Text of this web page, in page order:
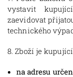
vystavit
zaevidovat
technického
8. Zboží je
na adresu